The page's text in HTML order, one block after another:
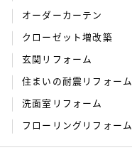
オーダーカーテン
クローゼット増改築
玄関リフォーム
住まいの耐震リフォーム
洗面室リフォーム
フローリングリフォーム